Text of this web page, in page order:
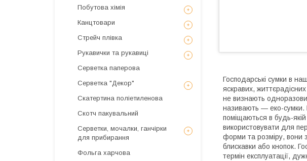
Господарські сумки в
яскравих,
не визнають
називають — еко-сумки.
поміщаються в будь-
використовувати для
форми та розміру, вони
блискавки або кнопок.
термін експлуатації,
Побутова хімія
Канцтовари
Стрейч плівка
Рукавички та рукавиці
Серветка паперова
Серветка "Декор"
Скатертина поліетиленова
Скотч пакувальний
Серветки, мочалки, ганчірки
для прибирання
Фольга харчова